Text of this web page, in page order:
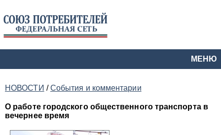
МЕНЮ
НОВОСТИ /События и комментарии
О работе городского общественного транспорта в
вечернее время